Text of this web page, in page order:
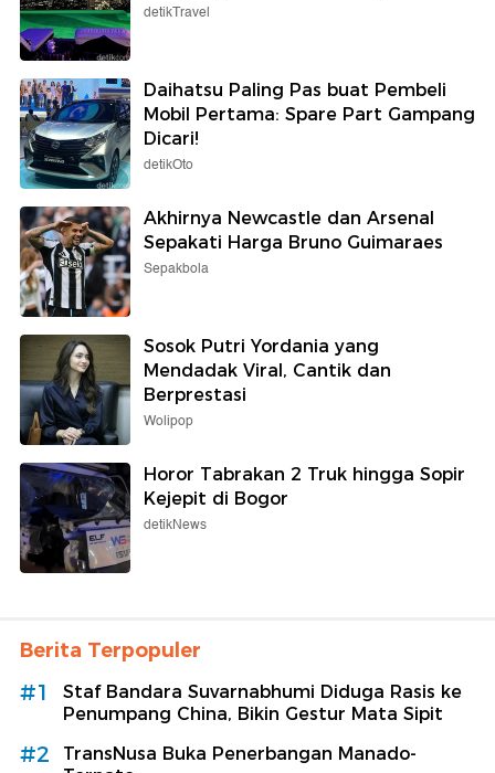
detikTravel
Daihatsu Paling Pas buat Pembeli
Mobil Pertama: Spare Part Gampang
Dicari!
detikOto
Akhirnya Newcastle dan Arsenal
Sepakati Harga Bruno Guimaraes
Sepakbola
Sosok Putri Yordania yang
Mendadak Viral, Cantik dan
Berprestasi
Wolipop
Horor Tabrakan 2 Truk hingga Sopir
Kejepit di Bogor
detikNews
Berita Terpopuler
#1
Staf Bandara Suvarnabhumi Diduga Rasis ke
Penumpang China, Bikin Gestur Mata Sipit
#2
TransNusa Buka Penerbangan Manado-